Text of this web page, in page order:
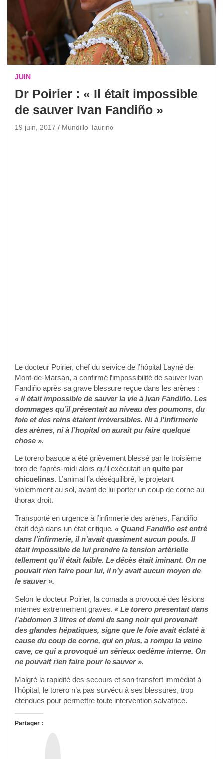
JUIN
Dr Poirier : « Il était impossible
de sauver Ivan Fandiño »
19 juin, 2017 Mundillo Taurino
Le docteur Poirier, chef du service de l’hôpital Layné de
Mont-de-Marsan, a confirmé l’impossibilité de sauver Ivan
Fandiño après sa grave blessure reçue dans les arènes :
« Il était impossible de sauver la vie à Ivan Fandiño. Les
dommages qu’il présentait au niveau des poumons, du
foie et des reins étaient irréversibles. Ni à l’infirmerie
des arènes, ni à l’hopital on aurait pu faire quelque
chose ».
Le torero basque a été grièvement blessé par le troisième
toro de l’après-midi alors qu’il exécutait un quite par
chicuelinas. L’animal l’a déséquilibré, le projetant
violemment au sol, avant de lui porter un coup de corne au
thorax droit.
Transporté en urgence à l’infirmerie des arènes, Fandiño
était déjà dans un état critique. « Quand Fandiño est entré
dans l’infirmerie, il n’avait quasiment aucun pouls. Il
était impossible de lui prendre la tension artérielle
tellement qu’il était faible. Le décès était iminant. On ne
pouvait rien faire pour lui, il n’y avait aucun moyen de
le sauver ».
Selon le docteur Poirier, la cornada a provoqué des lésions
internes extrêmement graves. « Le torero présentait dans
l’abdomen 3 litres et demi de sang noir qui provenait
des glandes hépatiques, signe que le foie avait éclaté à
cause du coup de corne, qui en plus, a rompu la veine
cave, ce qui a provoqué un sérieux oedème interne. On
ne pouvait rien faire pour le sauver ».
Malgré la rapidité des secours et son transfert immédiat à
l’hôpital, le torero n’a pas survécu à ses blessures, trop
étendues pour permettre toute intervention salvatrice.
Partager :